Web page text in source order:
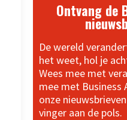
Ontvang de
De wereld
het weet, hol je
Wees mee met
mee met Business
onze
vinger aan de pols.